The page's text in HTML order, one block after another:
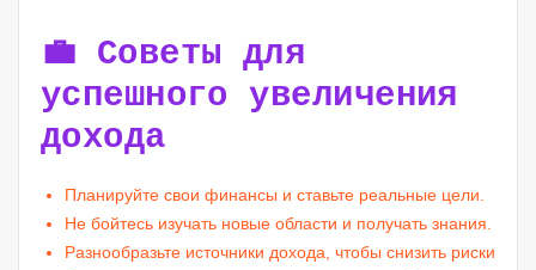
💼 Советы для
успешного увеличения
дохода
Планируйте свои финансы и ставьте реальные цели.
Не бойтесь изучать новые области и получать знания.
Разнообразьте источники дохода, чтобы снизить риски.